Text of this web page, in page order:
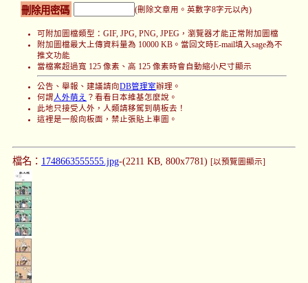
刪除用密碼
(刪除文章用。英數字8字元以內)
可附加圖檔類型：GIF, JPG, PNG, JPEG，瀏覽器才能正常附加圖檔
附加圖檔最大上傳資料量為 10000 KB。當回文時E-mail填入sage為不
推文功能
當檔案超過寬 125 像素、高 125 像素時會自動縮小尺寸顯示
公告、舉報、建議請向 DB管理室辦理。
何謂 人外萌え ？看看日本維基怎麼說。
此地只接受人外，人類請移駕到萌板去！
這裡是一般向板面，禁止張貼上車圖。
檔名： 1748663555555.jpg-(2211 KB, 800x7781) [以預覽圖顯示]